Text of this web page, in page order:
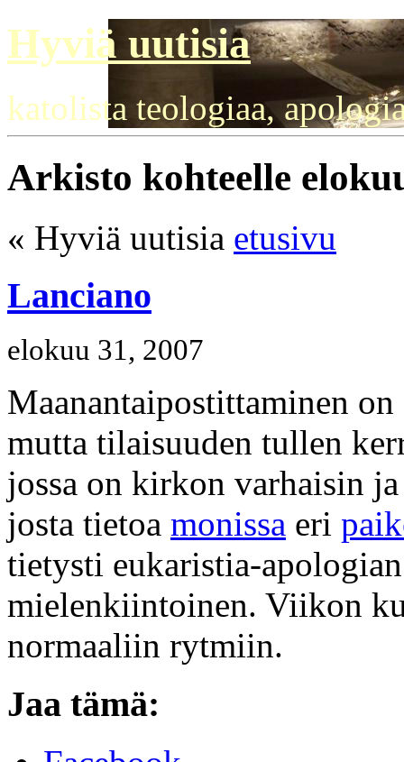
Hyviä uutisia
katolista teologiaa,
Arkisto kohteelle
« Hyviä uutisia etusivu
Lanciano
elokuu 31, 2007
Maanantaipostittaminen
mutta tilaisuuden tullen
jossa on kirkon varhaisin
josta tietoa monissa eri
tietysti eukaristia-
mielenkiintoinen. Viikon
normaaliin rytmiin.
Jaa tämä: